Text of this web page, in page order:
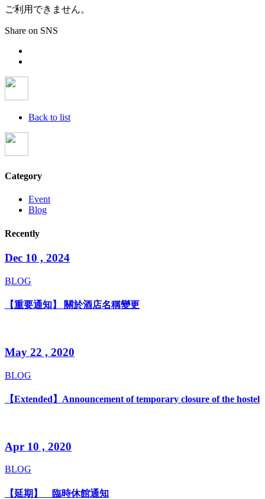
ご利用できません。
Share on SNS
Back to list
Category
Event
Blog
Recently
Dec 10 , 2024
BLOG
【重要通知】 關於酒店名稱變更
May 22 , 2020
BLOG
【Extended】Announcement of temporary closure of the hostel
Apr 10 , 2020
BLOG
【延期】 臨時休館通知